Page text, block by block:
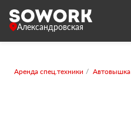
Александровская
Аренда спец.техники Автовышка